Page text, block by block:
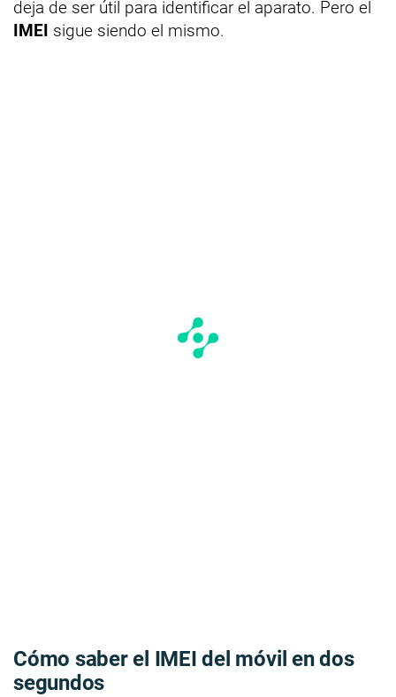
deja de ser útil para identificar el aparato. Pero el
IMEI sigue siendo el mismo.
Cómo saber el IMEI del móvil en dos
segundos